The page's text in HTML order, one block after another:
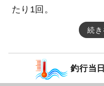
たり1回。
続
釣行当